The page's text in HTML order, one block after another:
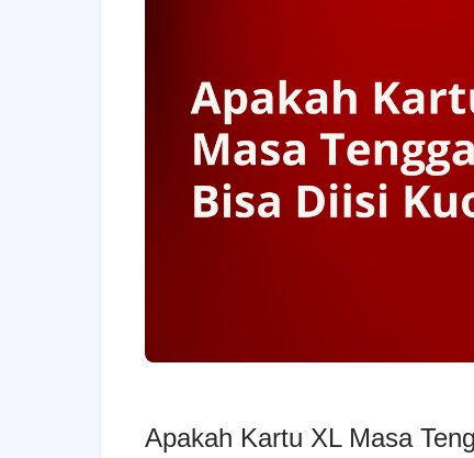
Apakah Kartu XL Masa